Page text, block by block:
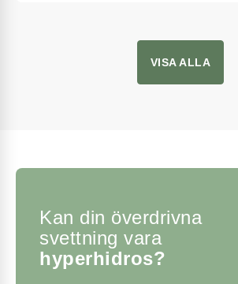
VISA ALLA
Kan din överdrivna
svettning vara
hyperhidros?